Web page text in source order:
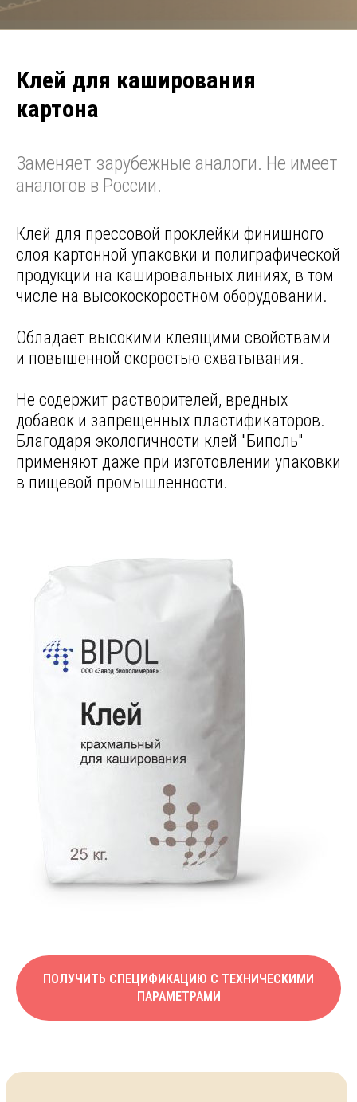
Клей для каширования
картона
Заменяет зарубежные аналоги. Не имеет
аналогов в России.
Клей для прессовой проклейки финишного
слоя картонной упаковки и полиграфической
продукции на кашировальных линиях, в том
числе на высокоскоростном оборудовании.
Обладает высокими клеящими свойствами
и повышенной скоростью схватывания.
Не содержит растворителей, вредных
добавок и запрещенных пластификаторов.
Благодаря экологичности клей "Биполь"
применяют даже при изготовлении упаковки
в пищевой промышленности.
ПОЛУЧИТЬ СПЕЦИФИКАЦИЮ С ТЕХНИЧЕСКИМИ
ПАРАМЕТРАМИ
7 ПРЕИМУЩЕСТВ КЛЕЯ
для каширования"Биполь"
Клей поставляется в удобной таре.
Смесь полностью готова к
применению.
Клей не требует дополнительных
компонентов и варки.
Обеспечивает высокую
производительность линий
каширования.
подтверждают клиенты.
Клей "Биполь" экологичный.
Клей "Биполь" выгоден, расход клея
экономичен.
ОБРАЗЦЫнашей
продукции
Клей для каширования